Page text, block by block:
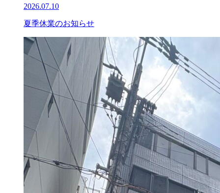
2026.07.10
夏季休業のお知らせ